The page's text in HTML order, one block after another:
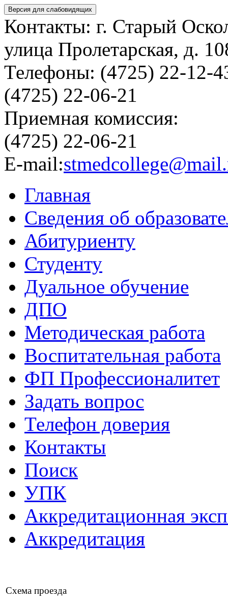
Версия для слабовидящих
Контакты: г. Старый
улица Пролетарская, д.
Телефоны: (4725) 22-12-
(4725) 22-06-21
Приемная комиссия:
(4725) 22-06-21
E-mail:
Главная
Сведения об
Абитуриенту
Студенту
Дуальное обучение
ДПО
Методическая работа
Воспитательная работа
ФП Профессионалитет
Задать вопрос
Телефон доверия
Контакты
Поиск
УПК
Аккредитационная
Аккредитация
Схема проезда